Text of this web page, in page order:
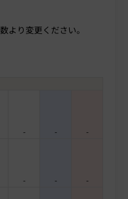
より変更ください。
- - -
- - -